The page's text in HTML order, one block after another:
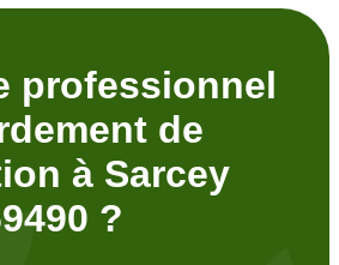
professionnel
de
à Sarcey
?